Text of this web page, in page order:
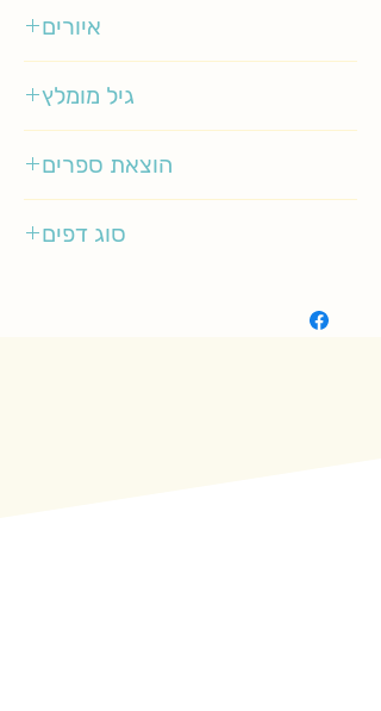
איורים
גיל מומלץ
הוצאת ספרים
סוג דפים